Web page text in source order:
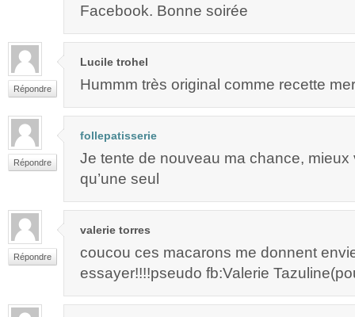
Facebook. Bonne soirée
Répondre
Lucile trohel
Hummm très original comme recette
Répondre
follepatisserie
Je tente de nouveau ma chance, mieux
qu’une seul
Répondre
valerie torres
coucou ces macarons me donnent
essayer!!!!pseudo fb:Valerie